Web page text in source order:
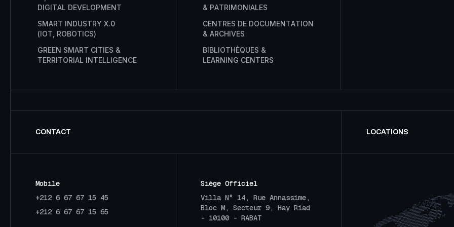
DIGITAL DEVELOPMENT
SMART INDUSTRY X.0
(IOT ROBOTICS)
GREEN SMART CITIES &
TERRITORIAL INTELLIGENCE
& PATRIMONIALES
CENTRES DE DOCUMENTATION
& ARCHIVES
BIBLIOTHÈQUES &
LEARNING CENTERS
CONTACT
Mobile
+212 6 67 67 15 45
+212 6 67 67 15 65
Siège Officiel
Villa N° 14, Rue Annassime,
Bloc M, Secteur 9, Hay Riad
- 10100 - RABAT
LOCATIONS